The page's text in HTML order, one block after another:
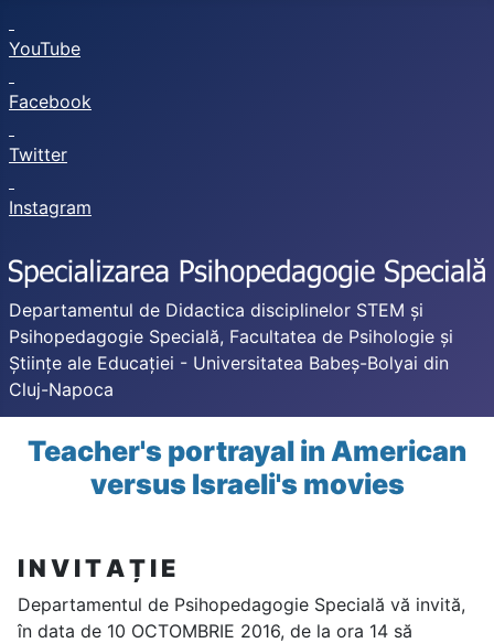
YouTube
Facebook
Twitter
Instagram
Departamentul de Didactica disciplinelor STEM și
Psihopedagogie Specială, Facultatea de Psihologie și
Științe ale Educației - Universitatea Babeș-Bolyai din
Cluj-Napoca
Teacher's portrayal in American
versus Israeli's movies
I N V I T A Ț I E
Departamentul de Psihopedagogie Specială vă invită,
în data de 10 OCTOMBRIE 2016, de la ora 14 să